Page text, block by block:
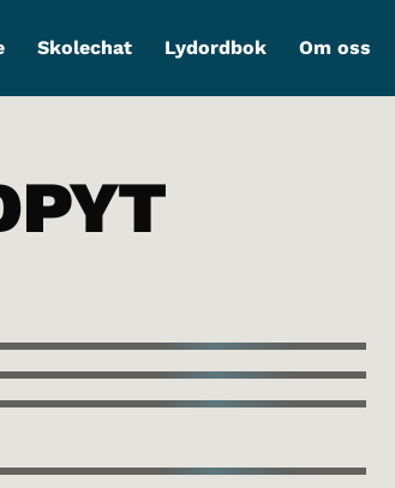
Skolechat Lydordbok Om oss